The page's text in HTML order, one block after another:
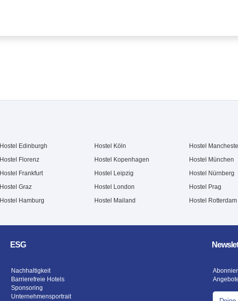
Hostel Edinburgh
Hostel Florenz
Hostel Frankfurt
Hostel Graz
Hostel Hamburg
Hostel Köln
Hostel Kopenhagen
Hostel Leipzig
Hostel London
Hostel Mailand
Hostel
Hostel München
Hostel Nürnberg
Hostel Prag
Hostel Rotterdam
ESG
Nachhaltigkeit
Barrierefreie Hotels
Sponsoring
Unternehmensportrait